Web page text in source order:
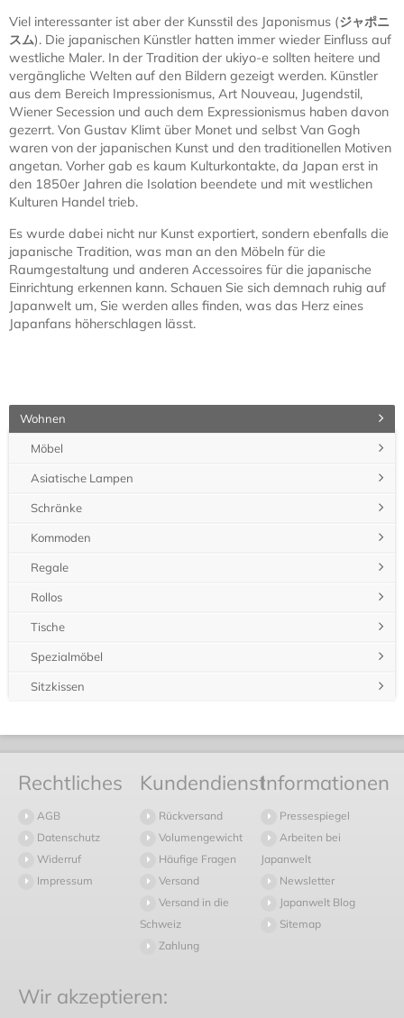
Viel interessanter ist aber der Kunsstil des Japonismus (ジャポニ
スム). Die japanischen Künstler hatten immer wieder Einfluss auf
westliche Maler. In der Tradition der ukiyo-e sollten heitere und
vergängliche Welten auf den Bildern gezeigt werden. Künstler
aus dem Bereich Impressionismus, Art Nouveau, Jugendstil,
Wiener Secession und auch dem Expressionismus haben davon
gezerrt. Von Gustav Klimt über Monet und selbst Van Gogh
waren von der japanischen Kunst und den traditionellen Motiven
angetan. Vorher gab es kaum Kulturkontakte, da Japan erst in
den 1850er Jahren die Isolation beendete und mit westlichen
Kulturen Handel trieb.
Es wurde dabei nicht nur Kunst exportiert, sondern ebenfalls die
japanische Tradition, was man an den Möbeln für die
Raumgestaltung und anderen Accessoires für die japanische
Einrichtung erkennen kann. Schauen Sie sich demnach ruhig auf
Japanwelt um, Sie werden alles finden, was das Herz eines
Japanfans höherschlagen lässt.
Wohnen
Möbel
Asiatische Lampen
Schränke
Kommoden
Regale
Rollos
Tische
Spezialmöbel
Sitzkissen
Rechtliches
AGB
Datenschutz
Widerruf
Impressum
Kundendienst
Rückversand
Volumengewicht
Häufige Fragen
Versand
Versand in die
Schweiz
Zahlung
Informationen
Pressespiegel
Arbeiten bei
Japanwelt
Newsletter
Japanwelt Blog
Sitemap
Wir akzeptieren: